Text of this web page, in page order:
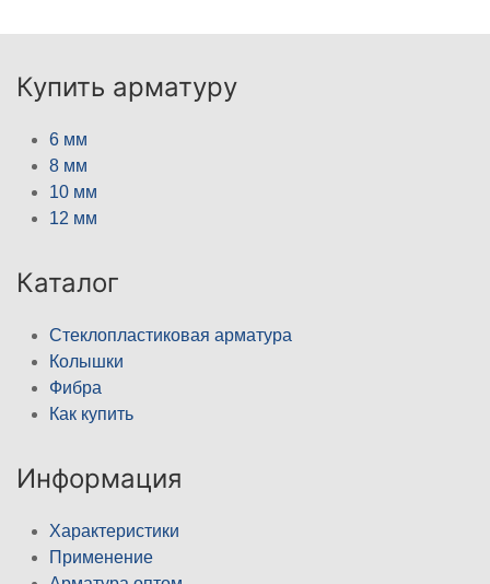
Купить арматуру
6 мм
8 мм
10 мм
12 мм
Каталог
Стеклопластиковая арматура
Колышки
Фибра
Как купить
Информация
Характеристики
Применение